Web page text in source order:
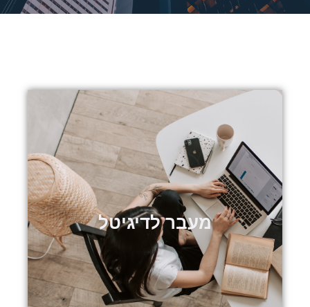
מעבר לדיגיטל
מעבר לדיגיטל
הסביבה העסקית והמרחב הטכנולוגי משתנים בקצב מואץ בעקבות
השינויים והתמורות שחלו בעשורים האחרונים. ארגונים רבים עומדים
מול הזדמנויות עסקיות ייחודיות לצמיחה והתפתחות, לצד אתגרים
שונים ומגוונים. אנו מומחים בניתוח נתונים וביצוע סקרי שוק במטרה
ליצור חיבור בין המוצר והשירות לבין הדיגיטל